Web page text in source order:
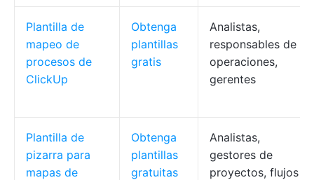
Plantilla de
mapeo de
procesos de
ClickUp
Obtenga
plantillas
gratis
Analistas,
responsables de
operaciones,
gerentes
Plantilla de
pizarra para
mapas de
Obtenga
plantillas
gratuitas
Analistas,
gestores de
proyectos, flujos